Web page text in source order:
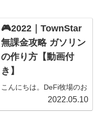
🎮2022｜TownStar
無課金攻略 ガソリン
の作り方【動画付
き】
こんにちは。DeFi牧場のお
ーじぃ(@DeFi_Ranch)で
す。2021年3月頃に
2022.05.10